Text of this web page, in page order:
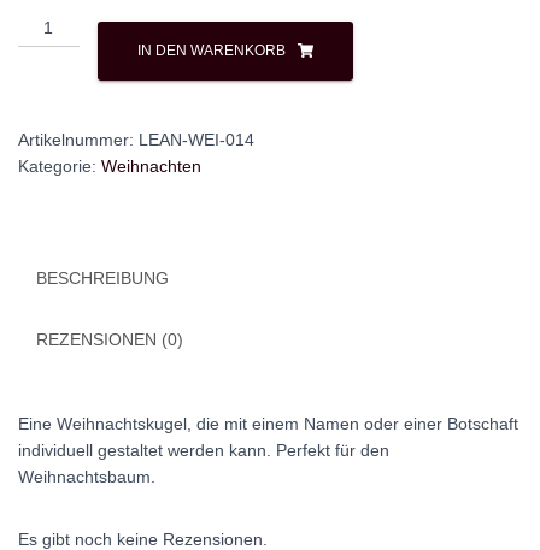
Weihnachtskugel
Menge
IN DEN WARENKORB
Artikelnummer: LEAN-WEI-014
Kategorie: Weihnachten
BESCHREIBUNG
REZENSIONEN (0)
Eine Weihnachtskugel, die mit einem Namen oder einer Botschaft
individuell gestaltet werden kann. Perfekt für den
Weihnachtsbaum.
Es gibt noch keine Rezensionen.